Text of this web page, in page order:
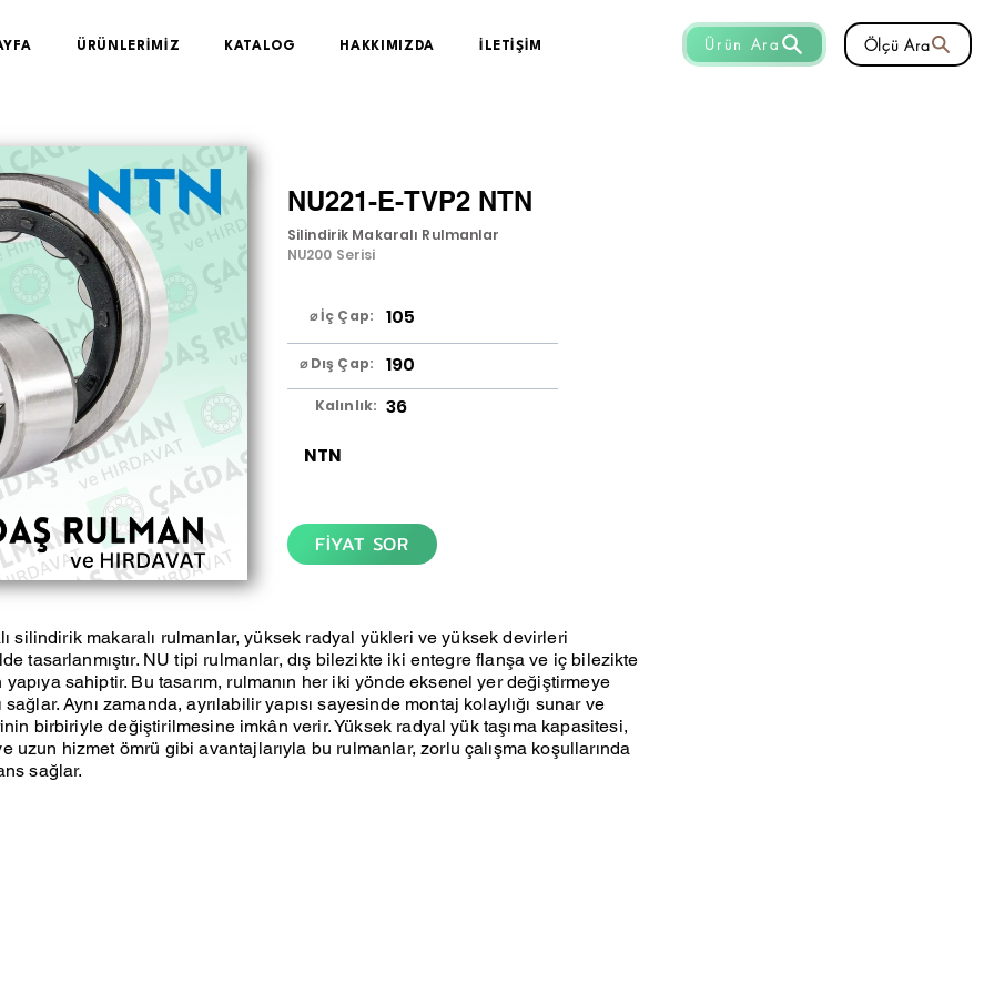
Ölçü Ara
Ürün Ara
ÜRÜNLERİMİZ KATALOG HAKKIMIZDA İLETİŞİM
NU221-E-TVP2 NTN
Silindirik Makaralı Rulmanlar
NU200 Serisi
⌀ İç Çap: 105
⌀ Dış Çap: 190
Kalınlık: 36
NTN
FİYAT SOR
silindirik makaralı rulmanlar, yüksek radyal yükleri ve yüksek devirleri
tasarlanmıştır. NU tipi rulmanlar, dış bilezikte iki entegre flanşa ve iç bilezikte
sahiptir. Bu tasarım, rulmanın her iki yönde eksenel yer değiştirmeye
sağlar. Aynı zamanda, ayrılabilir yapısı sayesinde montaj kolaylığı sunar ve
birbiriyle değiştirilmesine imkân verir. Yüksek radyal yük taşıma kapasitesi,
uzun hizmet ömrü gibi avantajlarıyla bu rulmanlar, zorlu çalışma koşullarında
sağlar.